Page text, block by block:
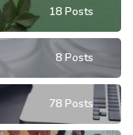
18 Posts
8 Posts
78 Posts